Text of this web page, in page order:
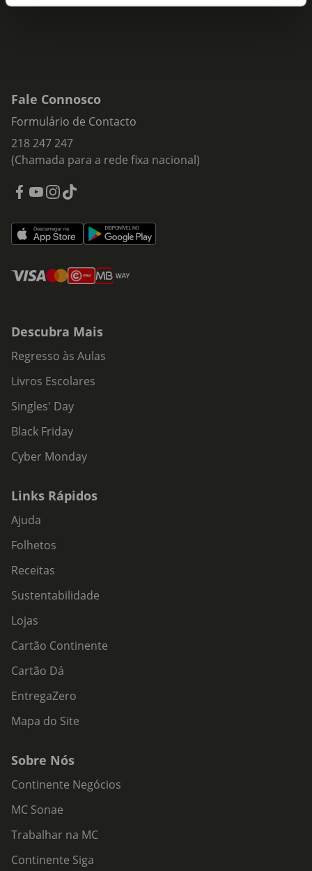
Fale Connosco
Formulário de Contacto
218 247 247
(Chamada para a rede fixa nacional)
Descubra Mais
Regresso às Aulas
Livros Escolares
Singles' Day
Black Friday
Cyber Monday
Links Rápidos
Ajuda
Folhetos
Receitas
Sustentabilidade
Lojas
Cartão Continente
Cartão Dá
EntregaZero
Mapa do Site
Sobre Nós
Continente Negócios
MC Sonae
Trabalhar na MC
Continente Siga